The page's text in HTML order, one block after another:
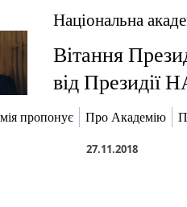
Національна
Вітання
від Президії
пропонує Про Академію
27.11.2018